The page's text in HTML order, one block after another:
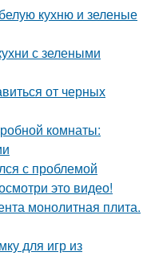
кухню и зеленые
с зелеными
от черных
комнаты:
с проблемой
это видео!
монолитная плита.
для игр из